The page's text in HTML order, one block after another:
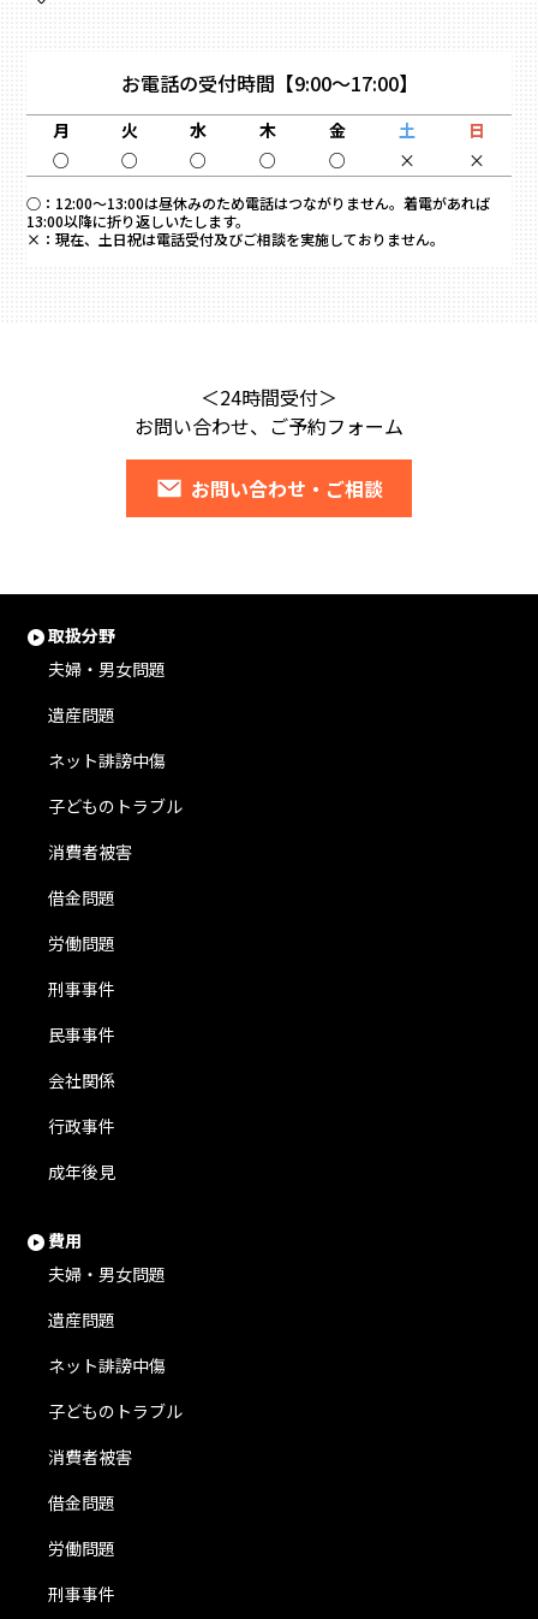
お電話の受付時間 【9:00～17:00】
月 火 水 木 金 土
日
○
○ ○ ○ ○ × ×
○： 12:00～13:00は昼休みのため電話はつながりません。着電があれば
13:00以降に折り返しいたします。
×： 現在、土日祝は電話受付及びご相談を実施しておりません。
＜24時間受付＞
お問い合わせ、ご予約フォーム
お問い合わせ・ご相談
取扱分野
夫婦・男女問題
遺産問題
ネット誹謗中傷
子どものトラブル
消費者被害
借金問題
労働問題
刑事事件
民事事件
会社関係
行政事件
成年後見
費用
夫婦・男女問題
遺産問題
ネット誹謗中傷
子どものトラブル
消費者被害
借金問題
労働問題
刑事事件